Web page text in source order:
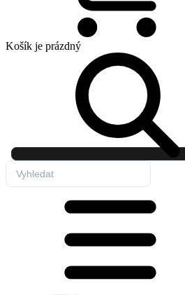
Košík je prázdný